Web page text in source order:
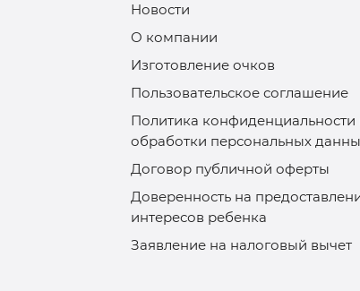
Новости
О компании
Изготовление очков
Пользовательское соглашение
Политика конфиденциальности
обработки персональных
Договор публичной оферты
Доверенность на
интересов ребенка
Заявление на налоговый вычет